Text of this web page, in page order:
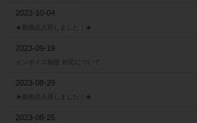
2023-10-04
★新商品入荷しました！★
2023-09-19
インボイス制度 対応について
2023-08-29
★新商品入荷しました！★
2023-08-25